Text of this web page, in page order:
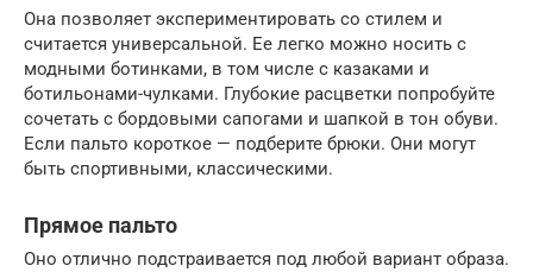
Она позволяет экспериментировать со стилем и
считается универсальной. Ее легко можно носить с
модными ботинками, в том числе с казаками и
ботильонами-чулками. Глубокие расцветки попробуйте
сочетать с бордовыми сапогами и шапкой в тон обуви.
Если пальто короткое — подберите брюки. Они могут
быть спортивными, классическими.
Прямое пальто
Оно отлично подстраивается под любой вариант образа.